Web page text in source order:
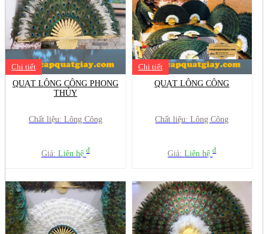
Chi tiết
QUẠT LÔNG CÔNG PHONG
THỦY
Chất liệu: Lông Công
Giá: Liên hệ đ
Chi tiết
QUẠT LÔNG CÔNG
Chất liệu: Lông Công
Giá:Liên hệđ